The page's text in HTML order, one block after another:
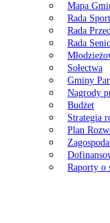
Mapa
Rada
Rada
Rada
Sołectwa
Gminy
Nagrody
Budżet
Strategia
Plan
Raporty o